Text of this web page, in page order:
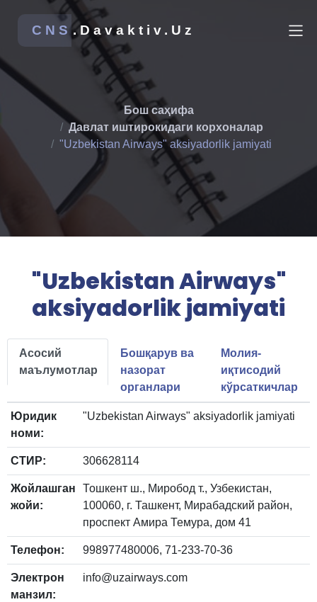
CNS.Davaktiv.Uz
Бош саҳифа
Давлат иштирокидаги корхоналар
"Uzbekistan Airways" aksiyadorlik jamiyati
"Uzbekistan Airways"
aksiyadorlik jamiyati
Асосий
маълумотлар
Бошқарув ва
назорат
органлари
Молия-
иқтисодий
кўрсаткичлар
Юридик
номи:
"Uzbekistan Airways" aksiyadorlik jamiyati
СТИР: 306628114
Жойлашган
жойи:
Тошкент ш., Миробод т., Узбекистан,
100060, г. Ташкент, Мирабадский район,
проспект Амира Темура, дом 41
Телефон: 998977480006, 71-233-70-36
Электрон
манзил:
info@uzairways.com